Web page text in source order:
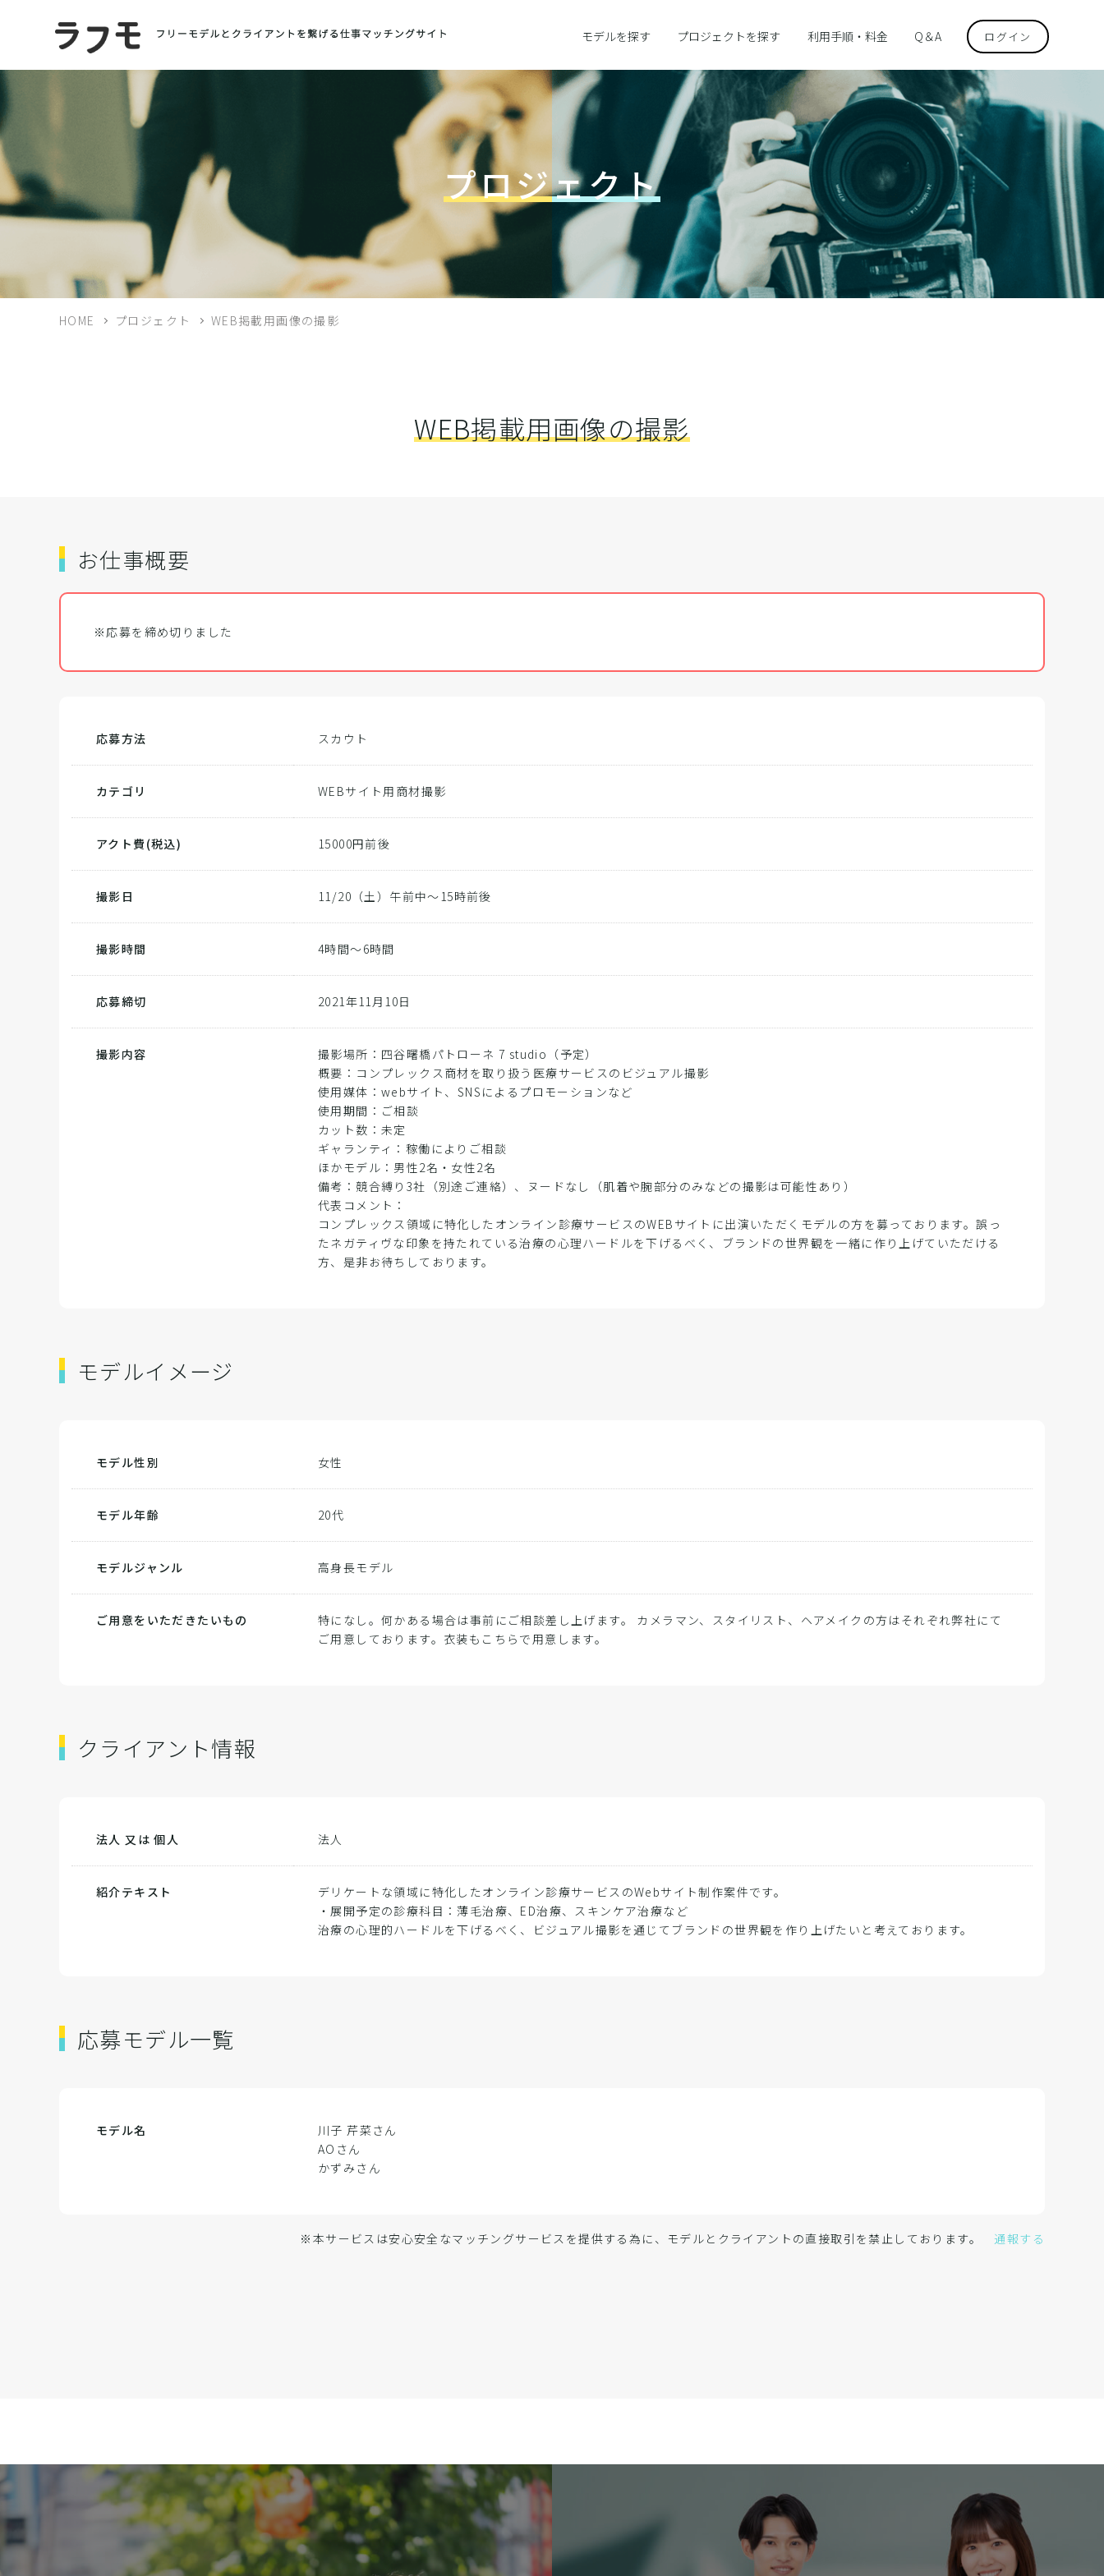
ログイン
モデルを探す プロジェクトを探す 利用手順・料金 Q＆A
プロジェクト
HOME プロジェクト WEB掲載用画像の撮影
WEB掲載用画像の撮影
お仕事概要
※応募を締め切りました
応募方法 スカウト
カテゴリ WEBサイト用商材撮影
アクト費(税込) 15000円前後
撮影日 11/20（土）午前中〜15時前後
撮影時間 4時間～6時間
応募締切 2021年11月10日
撮影内容
撮影場所：四谷曙橋パトローネ 7 studio（予定）
概要：コンプレックス商材を取り扱う医療サービスのビジュアル撮影
使用媒体：webサイト、SNSによるプロモーションなど
使用期間：ご相談
カット数：未定
ギャランティ：稼働によりご相談
ほかモデル：男性2名・女性2名
備考：競合縛り3社（別途ご連絡）、ヌードなし（肌着や腕部分のみなどの撮影は可能性あり）
代表コメント：
コンプレックス領域に特化したオンライン診療サービスのWEBサイトに出演いただくモデルの方を募っております。誤っ
たネガティヴな印象を持たれている治療の心理ハードルを下げるべく、ブランドの世界観を一緒に作り上げていただける
方、是非お待ちしております。
モデルイメージ
モデル性別 女性
モデル年齢 20代
モデルジャンル 高身長モデル
ご用意をいただきたいもの
特になし。何かある場合は事前にご相談差し上げます。 カメラマン、スタイリスト、ヘアメイクの方はそれぞれ弊社にて
ご用意しております。衣装もこちらで用意します。
クライアント情報
法人 又は 個人 法人
紹介テキスト
デリケートな領域に特化したオンライン診療サービスのWebサイト制作案件です。
・展開予定の診療科目：薄毛治療、ED治療、スキンケア治療など
治療の心理的ハードルを下げるべく、ビジュアル撮影を通じてブランドの世界観を作り上げたいと考えております。
応募モデル一覧
モデル名
川子 芹菜さん
AOさん
かずみさん
※本サービスは安心安全なマッチングサービスを提供する為に、モデルとクライアントの直接取引を禁止しております。 通報する